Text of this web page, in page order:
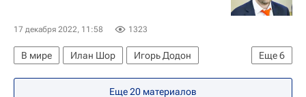
Санкции в отношении России
17 декабря 2022, 11:58 1323
Еще6
В мире Илан Шор
Игорь Додон
Вольтер
Украина Кишинев
Молдавия
Еще20 материалов